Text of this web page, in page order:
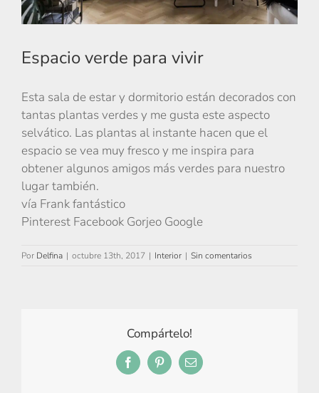
Espacio verde para vivir
Esta sala de estar y dormitorio están decorados con
tantas plantas verdes y me gusta este aspecto
selvático. Las plantas al instante hacen que el
espacio se vea muy fresco y me inspira para
obtener algunos amigos más verdes para nuestro
lugar también.
vía Frank fantástico
Pinterest Facebook Gorjeo Google
Por Delfina | octubre 13th, 2017 | Interior | Sin comentarios
Compártelo!
FacebookPinterestCorreo
electrónico